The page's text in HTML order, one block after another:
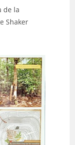
de la
Shaker